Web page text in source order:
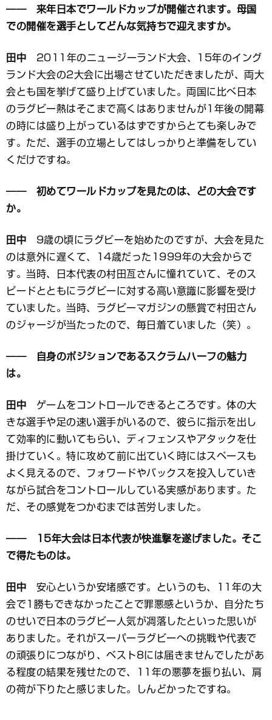
―― 来年日本でワールドカップが開催されます。母国
での開催を選手としてどんな気持ちで迎えますか。
田中 2011年のニュージーランド大会、15年のイング
ランド大会の2大会に出場させていただきましたが、両大
会とも国を挙げて盛り上げていました。両国に比べ日本
のラグビー熱はそこまで高くはありませんが1年後の開幕
の時には盛り上がっているはずですからとても楽しみで
す。ただ、選手の立場としてはしっかりと準備をしてい
くだけですね。
―― 初めてワールドカップを見たのは、どの大会です
か。
田中 9歳の頃にラグビーを始めたのですが、大会を見た
のは意外に遅くて、14歳だった1999年の大会からで
す。当時、日本代表の村田亙さんに憧れていて、そのス
ピードとともにラグビーに対する高い意識に影響を受け
ていました。当時、ラグビーマガジンの懸賞で村田さん
のジャージが当たったので、毎日着ていました（笑）。
―― 自身のポジションであるスクラムハーフの魅力
は。
田中 ゲームをコントロールできるところです。体の大
きな選手や足の速い選手がいるので、彼らに指示を出し
て効率的に動いてもらい、ディフェンスやアタックを仕
掛けていく。特に攻めて前に出ていく時にはスペースも
よく見えるので、フォワードやバックスを投入していき
ながら試合をコントロールしている実感があります。た
だ、その感覚をつかむまでは苦労しました。
―― 15年大会は日本代表が快進撃を遂げました。そこ
で得たものは。
田中 安心というか安堵感です。というのも、11年の大
会で1勝もできなかったことで罪悪感というか、自分たち
のせいで日本のラグビー人気が凋落したといった思いが
ありました。それがスーパーラグビーへの挑戦や代表で
の頑張りにつながり、ベスト8には届きませんでしたがあ
る程度の結果を残せたので、11年の悪夢を振り払い、肩
の荷が下りたと感じました。しんどかったですね。